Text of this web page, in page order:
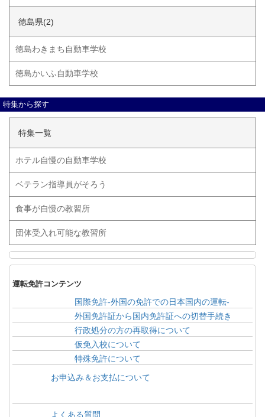
徳島県(2)
徳島わきまち自動車学校
徳島かいふ自動車学校
特集から探す
特集一覧
ホテル自慢の自動車学校
ベテラン指導員がそろう
食事が自慢の教習所
団体受入れ可能な教習所
運転免許コンテンツ
国際免許-外国の免許での日本国内の運転-
外国免許証から国内免許証への切替手続き
行政処分の方の再取得について
仮免入校について
特殊免許について
お申込み＆お支払について
よくある質問